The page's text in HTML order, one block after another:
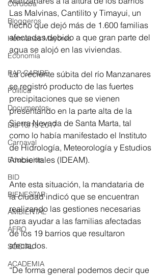
Córdoba
Bloggeros
Hermanos Mayores
Economía
RAP CARIBE
Política
Documentos
Día 10/10 2017
Carnaval
Educación
BID
BIENESTAR
AMBIENTAL
AFRO
SOCIAL
ACADEMIA
Las Malvinas, Cantilito y Timayui, un
hecho que dejó más de 1.600 familias
afectadas debido a que gran parte del
agua se alojó en las viviendas.
La creciente súbita del río Manzanares
se registró producto de las fuertes
precipitaciones que se vienen
presentando en la parte alta de la
Sierra Nevada de Santa Marta, tal
como lo había manifestado el Instituto
de Hidrología, Meteorología y Estudios
Ambientales (IDEAM).
Ante esta situación, la mandataria de
la ciudad indicó que se encuentran
realizando las gestiones necesarias
para ayudar a las familias afectadas
de los 19 barrios que resultaron
afectados.
“De forma general podemos decir que